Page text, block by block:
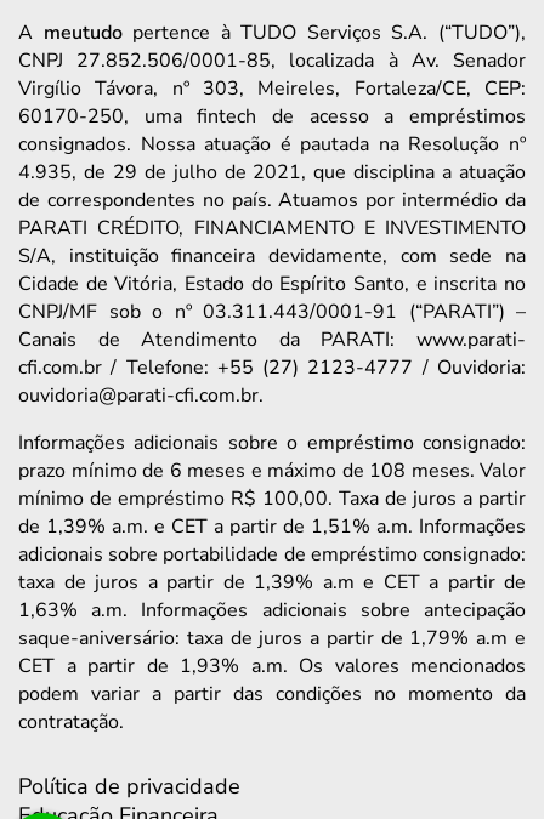
A meutudopertence à TUDO Serviços S.A. (“TUDO”),
CNPJ 27.852.506/0001-85, localizada à Av. Senador
Virgílio Távora, nº 303, Meireles, Fortaleza/CE, CEP:
60170-250, uma fintech de acesso a empréstimos
consignados. Nossa atuação é pautada na Resolução nº
4.935, de 29 de julho de 2021, que disciplina a atuação
de correspondentes no país. Atuamos por intermédio da
PARATI CRÉDITO, FINANCIAMENTO E INVESTIMENTO
S/A, instituição financeira devidamente, com sede na
Cidade de Vitória, Estado do Espírito Santo, e inscrita no
CNPJ/MF sob o nº 03.311.443/0001-91 (“PARATI”) –
Canais de Atendimento da PARATI: www.parati-
cfi.com.br / Telefone: +55 (27) 2123-4777 / Ouvidoria:
ouvidoria@parati-cfi.com.br.
Informações adicionais sobre o empréstimo consignado:
prazo mínimo de 6 meses e máximo de 108 meses. Valor
mínimo de empréstimo R$ 100,00. Taxa de juros a partir
de 1,39% a.m. e CET a partir de 1,51% a.m. Informações
adicionais sobre portabilidade de empréstimo consignado:
taxa de juros a partir de 1,39% a.m e CET a partir de
1,63% a.m. Informações adicionais sobre antecipação
saque-aniversário: taxa de juros a partir de 1,79% a.m e
CET a partir de 1,93% a.m. Os valores mencionados
podem variar a partir das condições no momento da
contratação.
Política de privacidade